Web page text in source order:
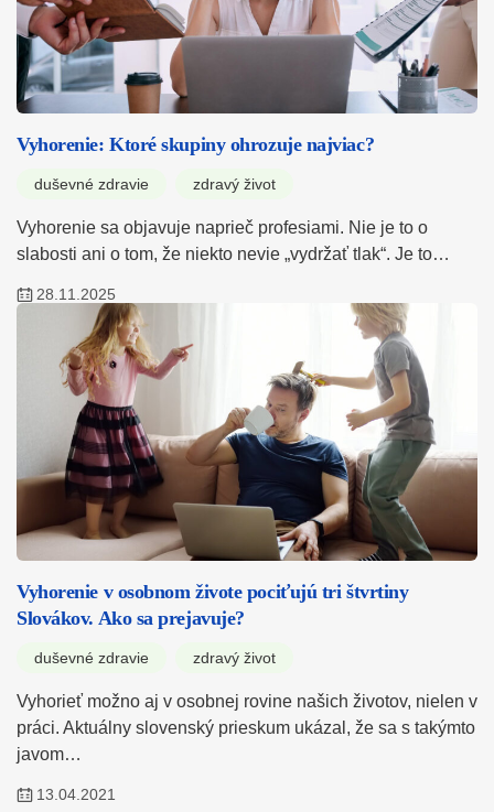
Vyhorenie: Ktoré skupiny ohrozuje najviac?
duševné zdravie zdravý život
Vyhorenie sa objavuje naprieč profesiami. Nie je to o
slabosti ani o tom, že niekto nevie „vydržať tlak“. Je to…
28.11.2025
Vyhorenie v osobnom živote pociťujú tri štvrtiny
Slovákov. Ako sa prejavuje?
duševné zdravie zdravý život
Vyhorieť možno aj v osobnej rovine našich životov, nielen v
práci. Aktuálny slovenský prieskum ukázal, že sa s takýmto
javom…
13.04.2021